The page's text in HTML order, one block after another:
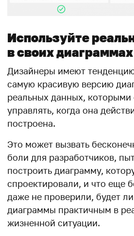
Используйте
в своих диаграммах
Дизайнеры имеют
самую красивую версию
реальных данных,
управлять, когда она
построена.
Это может вызвать
боли для разработчиков,
построить диаграмму,
спроектировали, и что еще
даже не проверили, будет
диаграммы практичным в
жизненной ситуации.